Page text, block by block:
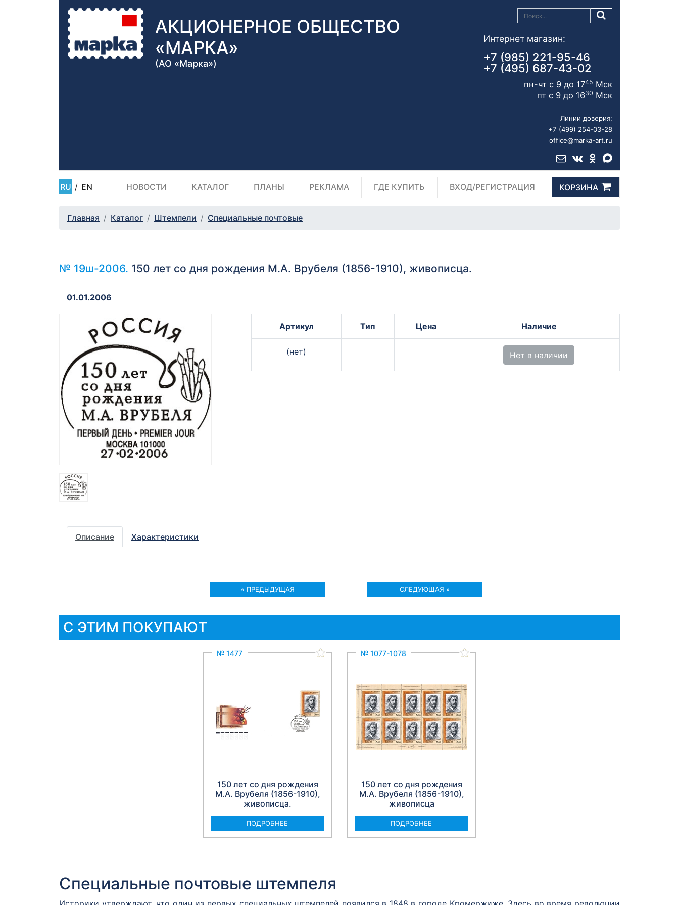
АКЦИОНЕРНОЕ ОБЩЕСТВО
«МАРКА»
(АО «Марка»)
Интернет магазин:
+7 (985) 221-95-46
+7 (495) 687-43-02
пн-чт с 9 до 1745 Мск
пт с 9 до 1630 Мск
Линии доверия:
+7 (499) 254-03-28
office@marka-art.ru
RU / EN НОВОСТИ КАТАЛОГ ПЛАНЫ РЕКЛАМА ГДЕ КУПИТЬ ВХОД/РЕГИСТРАЦИЯ КОРЗИНА
Главная Каталог Штемпели Специальные почтовые
№ 19ш-2006. 150 лет со дня рождения М.А. Врубеля (1856-1910), живописца.
01.01.2006
Артикул Тип Цена Наличие
(нет) Нет в наличии
Описание Характеристики
« ПРЕДЫДУЩАЯ СЛЕДУЮЩАЯ »
С ЭТИМ ПОКУПАЮТ
№ 1477
150 лет со дня рождения
М.А. Врубеля (1856-1910),
живописца.
ПОДРОБНЕЕ
№ 1077-1078
150 лет со дня рождения
М.А. Врубеля (1856-1910),
живописца
ПОДРОБНЕЕ
Специальные почтовые штемпеля